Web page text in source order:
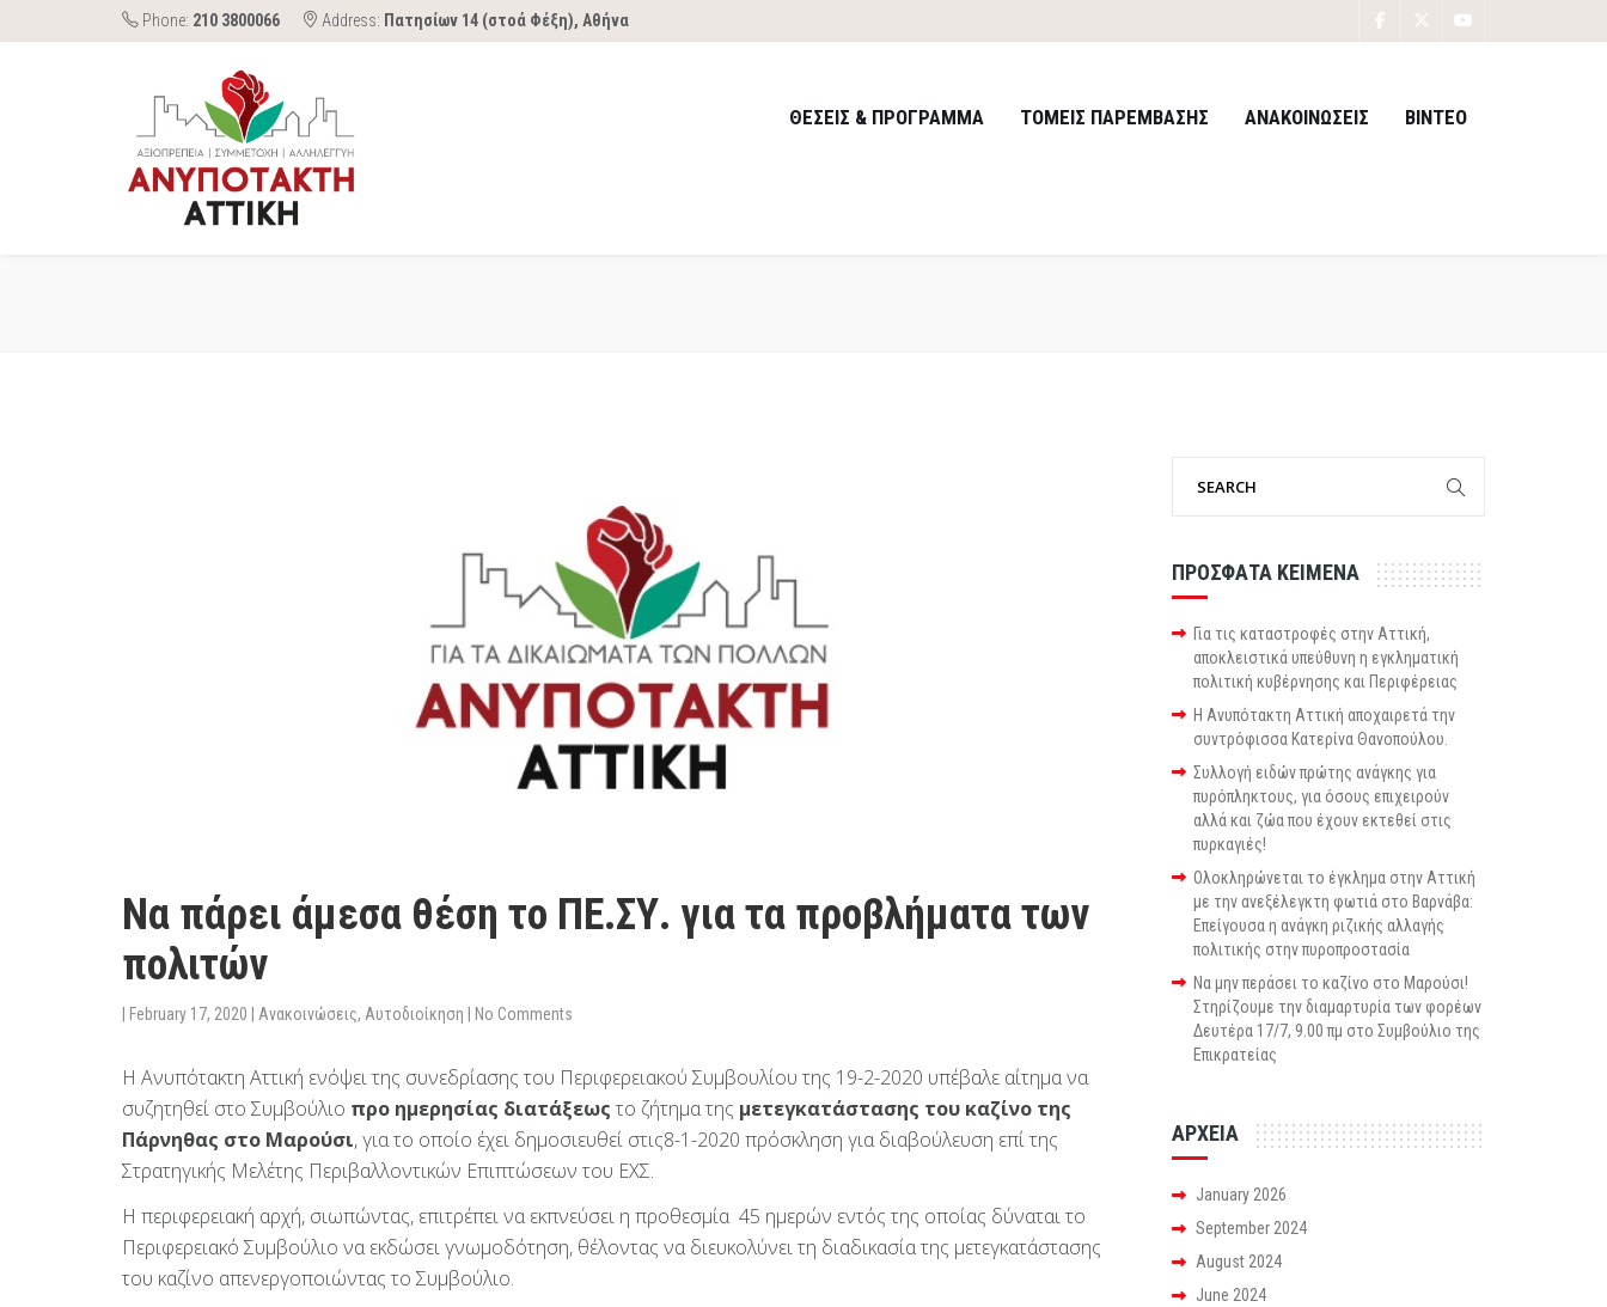
Phone: 210 3800066 Address: Πατησίων 14 (στοά Φέξη), Αθήνα
ΘΕΣΕΙΣ & ΠΡΟΓΡΑΜΜΑ ΤΟΜΕΙΣ ΠΑΡΕΜΒΑΣΗΣ ΑΝΑΚΟΙΝΩΣΕΙΣ ΒΙΝΤΕΟ
Να πάρει άμεσα θέση το ΠΕ.ΣΥ. για τα προβλήματα των
πολιτών
February 17, 2020 Ανακοινώσεις, Αυτοδιοίκηση No Comments
Η Ανυπότακτη Αττική ενόψει της συνεδρίασης του Περιφερειακού Συμβουλίου της 19-2-2020 υπέβαλε αίτημα να
συζητηθεί στο Συμβούλιο προ ημερησίας διατάξεως το ζήτημα της μετεγκατάστασης του καζίνο της
Πάρνηθας στο Μαρούσι, για το οποίο έχει δημοσιευθεί στις8-1-2020 πρόσκληση για διαβούλευση επί της
Στρατηγικής Μελέτης Περιβαλλοντικών Επιπτώσεων του ΕΧΣ.
Η περιφερειακή αρχή, σιωπώντας, επιτρέπει να εκπνεύσει η προθεσμία 45 ημερών εντός της οποίας δύναται το
Περιφερειακό Συμβούλιο να εκδώσει γνωμοδότηση, θέλοντας να διευκολύνει τη διαδικασία της μετεγκατάστασης
του καζίνο απενεργοποιώντας το Συμβούλιο.
ΠΡΟΣΦΑΤΑ ΚΕΙΜΕΝΑ
Για τις καταστροφές στην Αττική,
αποκλειστικά υπεύθυνη η εγκληματική
πολιτική κυβέρνησης και Περιφέρειας
Η Ανυπότακτη Αττική αποχαιρετά την
συντρόφισσα Κατερίνα Θανοπούλου.
Συλλογή ειδών πρώτης ανάγκης για
πυρόπληκτους, για όσους επιχειρούν
αλλά και ζώα που έχουν εκτεθεί στις
πυρκαγιές!
Ολοκληρώνεται το έγκλημα στην Αττική
με την ανεξέλεγκτη φωτιά στο Βαρνάβα:
Επείγουσα η ανάγκη ριζικής αλλαγής
πολιτικής στην πυροπροστασία
Να μην περάσει το καζίνο στο Μαρούσι!
Στηρίζουμε την διαμαρτυρία των φορέων
Δευτέρα 17/7, 9.00 πμ στο Συμβούλιο της
Επικρατείας
ΑΡΧΕΙΑ
January 2026
September 2024
August 2024
June 2024